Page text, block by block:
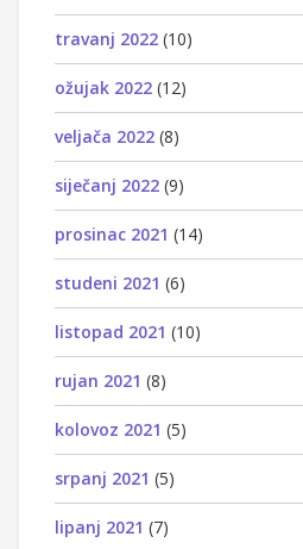
travanj 2022 (10)
ožujak 2022 (12)
veljača 2022 (8)
siječanj 2022 (9)
prosinac 2021 (14)
studeni 2021 (6)
listopad 2021 (10)
rujan 2021 (8)
kolovoz 2021 (5)
srpanj 2021 (5)
lipanj 2021 (7)